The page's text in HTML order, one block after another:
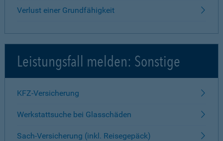
Verlust einer Grundfähigkeit
Leistungsfall melden: Sonstige
KFZ-Versicherung
Werkstattsuche bei Glasschäden
Sach-Versicherung (inkl. Reisegepäck)